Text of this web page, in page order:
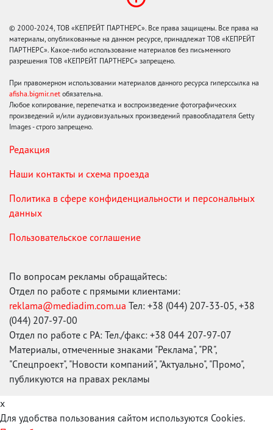
© 2000-2024, ТОВ «КЕПРЕЙТ ПАРТНЕРС». Все права защищены. Все права на
материалы, опубликованные на данном ресурсе, принадлежат ТОВ «КЕПРЕЙТ
ПАРТНЕРС». Какое-либо использование материалов без письменного
разрешения ТОВ «КЕПРЕЙТ ПАРТНЕРС» запрещено.
При правомерном использовании материалов данного ресурса гиперссылка на
afisha.bigmir.net обязательна.
Любое копирование, перепечатка и воспроизведение фотографических
произведений и/или аудиовизуальных произведений правообладателя Getty
Images - строго запрещено.
Редакция
Наши контакты и схема проезда
Политика в сфере конфиденциальности и персональных
данных
Пользовательское соглашение
По вопросам рекламы обращайтесь:
Отдел по работе с прямыми клиентами:
reklama@mediadim.com.ua Тел: +38 (044) 207-33-05, +38
(044) 207-97-00
Отдел по работе с РА: Тел./факс: +38 044 207-97-07
Материалы, отмеченные знаками "Реклама", "PR",
"Спецпроект", "Новости компаний", "Актуально", "Промо",
публикуются на правах рекламы
x
Для удобства пользования сайтом используются Cookies.